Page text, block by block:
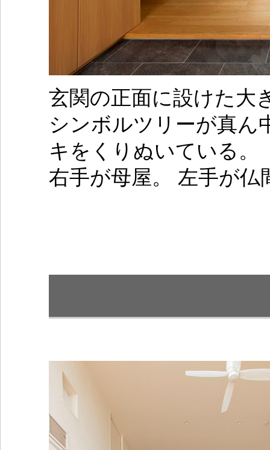
玄関の正面に設けた大
シンボルツリーが真ん
キをくりぬいている。
右手が母屋。 左手が